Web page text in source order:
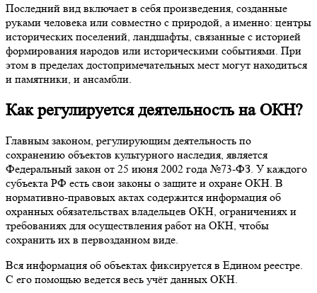
Последний вид включает в себя произведения, созданные
руками человека или совместно с природой, а именно: центры
исторических поселений, ландшафты, связанные с историей
формирования народов или историческими событиями. При
этом в пределах достопримечательных мест могут находиться
и памятники, и ансамбли.
Как регулируется деятельность на ОКН?
Главным законом, регулирующим деятельность по
сохранению объектов культурного наследия, является
Федеральный закон от 25 июня 2002 года №73-ФЗ. У каждого
субъекта РФ есть свои законы о защите и охране ОКН. В
нормативно-правовых актах содержится информация об
охранных обязательствах владельцев ОКН, ограничениях и
требованиях для осуществления работ на ОКН, чтобы
сохранить их в первозданном виде.
Вся информация об объектах фиксируется в Едином реестре.
С его помощью ведется весь учёт данных ОКН.